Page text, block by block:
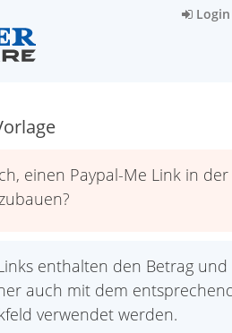
Login
einen Paypal-Me Link in der
enthalten den Betrag und
auch mit dem
verwendet werden.